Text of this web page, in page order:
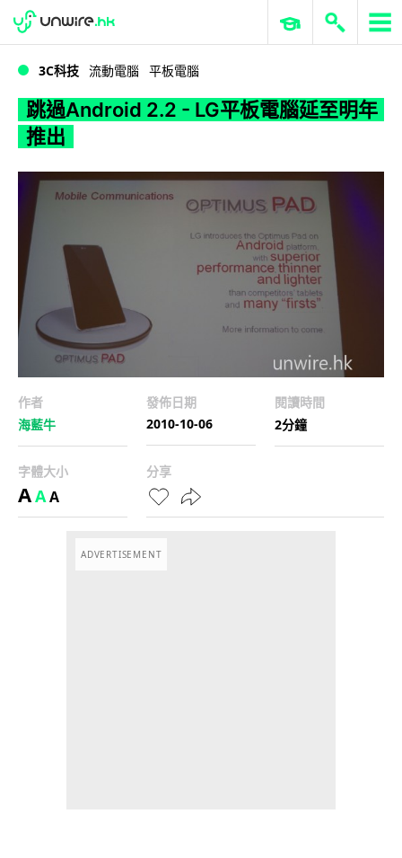
跳過Android 2.2 - LG平板電腦延至明年推出
WWDC 2026 ERP 與商業 AI
3C科技 流動電腦 平板電腦
跳過Android 2.2 - LG平板電腦延至明年
推出
作者
海藍牛
發佈日期
2010-10-06
閱讀時間
2分鐘
字體大小
AAA
分享
ADVERTISEMENT